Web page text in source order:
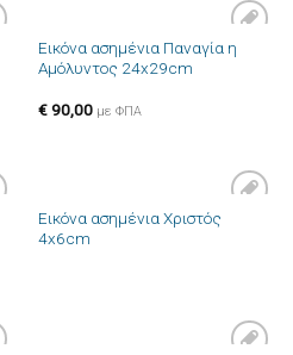
Πρόσθήκη
Εικόνα ασημένια Παναγία η
Αμόλυντος 24x29cm
€90,00 με ΦΠΑ
Πρόσθήκη
Εικόνα ασημένια Χριστός
4x6cm